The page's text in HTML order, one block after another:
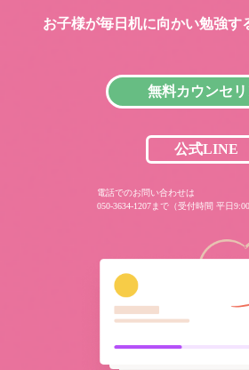
お子様が毎日机に向かい勉強す
無料カウンセ
公式LINE
電話でのお問い合わせは
050-3634-1207まで（受付時間 平日